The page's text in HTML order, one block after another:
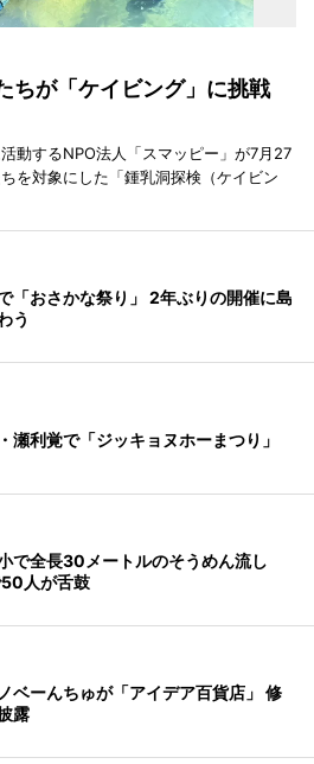
ちが「ケイビング」に挑戦
動するNPO法人「スマッピー」が7月27
を対象にした「鍾乳洞探検（ケイビン
「おさかな祭り」 2年ぶりの開催に島
う
瀬利覚で「ジッキョヌホーまつり」
で全長30メートルのそうめん流し
人が舌鼓
ベーんちゅが「アイデア百貨店」 修
露